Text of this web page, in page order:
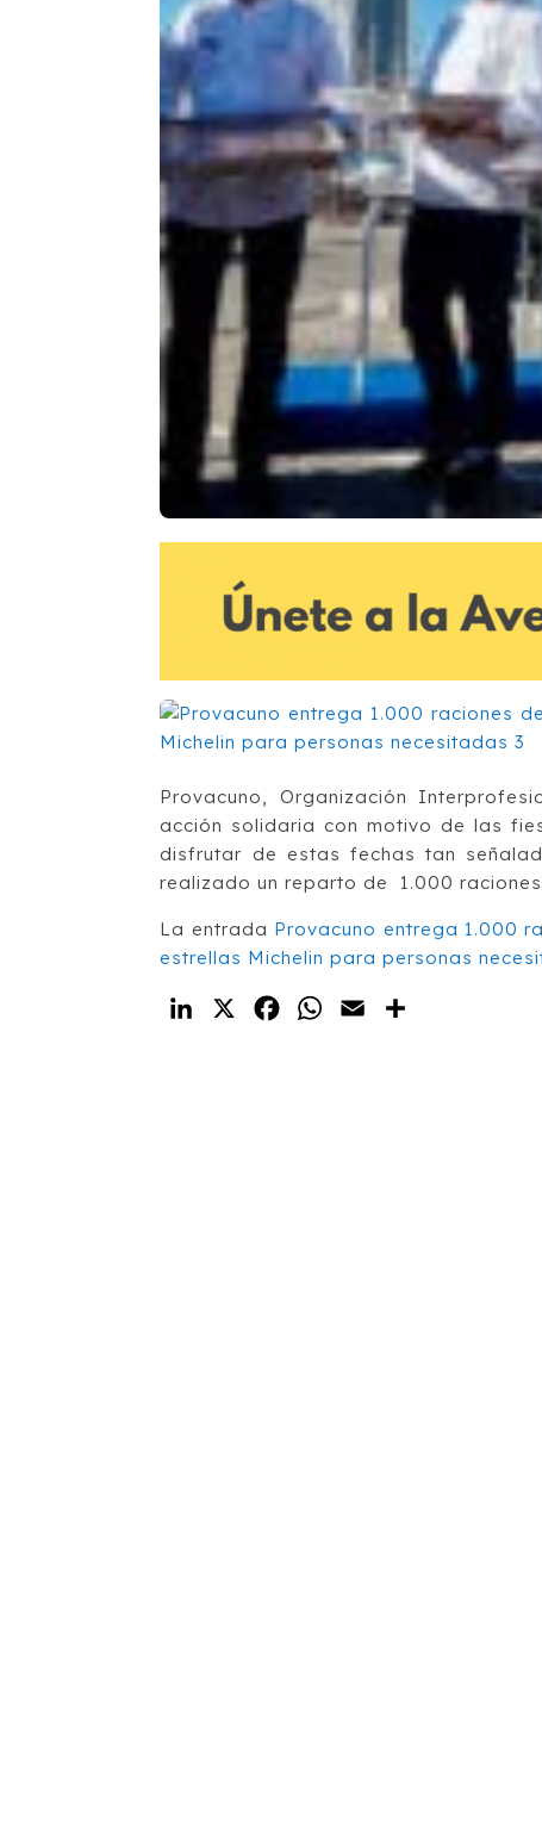
Provacuno, Organización
acción solidaria con motivo de las
disfrutar de estas fechas tan
realizado un reparto de 1.000
La entrada Provacuno entrega 1.000
estrellas Michelin para personas
LinkedIn
X FacebookWhatsApp
Email